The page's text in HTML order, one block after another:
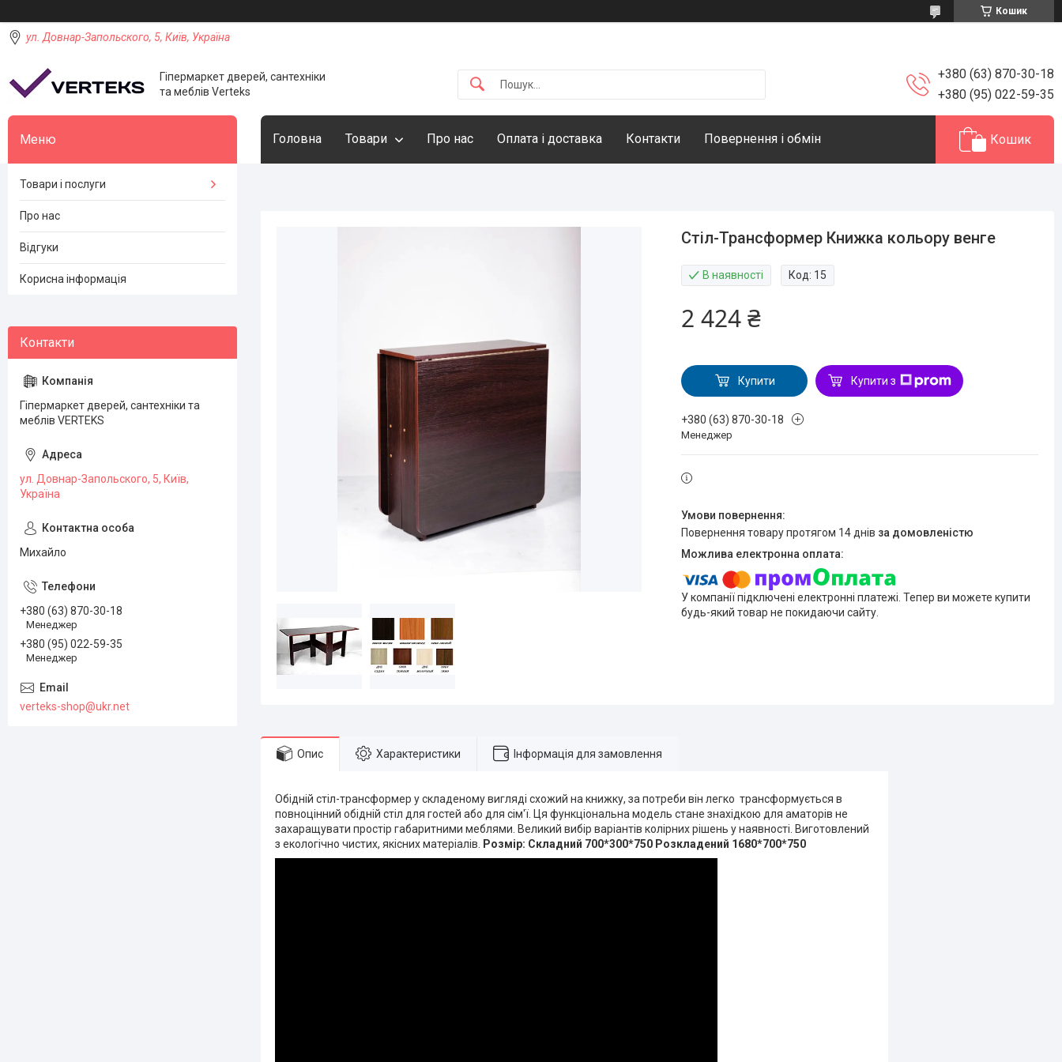
Кошик
ул. Довнар-Запольского, 5, Київ, Україна
Гіпермаркет дверей, сантехніки
та меблів Verteks
+380 (63) 870-30-18
+380 (95) 022-59-35
Головна Товари Про нас Оплата і доставка Контакти Повернення і обмін Кошик
Стіл-Трансформер Книжка кольору венге
В наявності Код: 15
2 424 ₴
Купити Купити з
+380 (63) 870-30-18
Менеджер
повернення товару протягом 14 днів за домовленістю
У компанії підключені електронні платежі. Тепер ви можете купити
будь-який товар не покидаючи сайту.
Опис Характеристики Інформація для замовлення
Обідній стіл-трансформер у складеному вигляді схожий на книжку, за потреби він легко трансформується в
повноцінний обідній стіл для гостей або для сім'ї. Ця функціональна модель стане знахідкою для аматорів не
захаращувати простір габаритними меблями. Великий вибір варіантів колірних рішень у наявності. Виготовлений
з екологічно чистих, якісних матеріалів.
Розмір: Складний 700*300*750 Розкладений 1680*700*750
Товари і послуги
Про нас
Відгуки
Корисна інформація
Гіпермаркет дверей, сантехніки та
меблів VERTEKS
ул. Довнар-Запольского, 5, Київ,
Україна
Михайло
+380 (63) 870-30-18
Менеджер
+380 (95) 022-59-35
Менеджер
verteks-shop@ukr.net